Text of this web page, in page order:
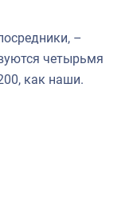
–
четырьмя
как наши.